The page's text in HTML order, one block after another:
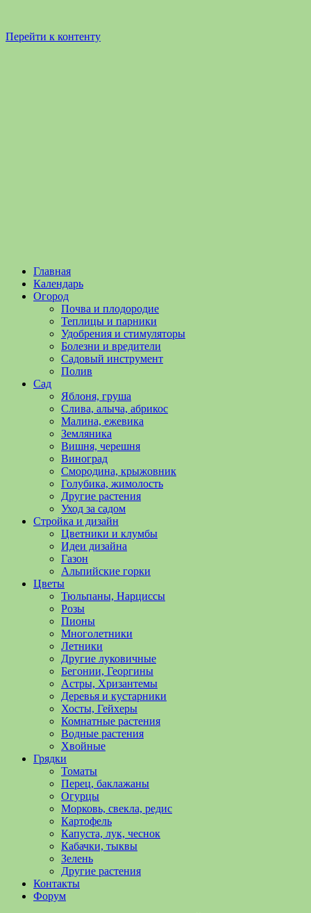
Перейти к контенту
Садоводство
Огородничество
Садоводство
огородничество
полезные
уходу
овощами,
растениями
Поможем
обустройстве
выращивании
Главная
Календарь
Огород
Почва и плодородие
Теплицы и парники
Удобрения и стимуляторы
Болезни и вредители
Садовый инструмент
Полив
Сад
Яблоня, груша
Слива, алыча, абрикос
Малина, ежевика
Земляника
Вишня, черешня
Виноград
Смородина, крыжовник
Голубика, жимолость
Другие растения
Уход за садом
Стройка и дизайн
Цветники и клумбы
Идеи дизайна
Газон
Альпийские горки
Цветы
Тюльпаны, Нарциссы
Розы
Пионы
Многолетники
Летники
Другие луковичные
Бегонии, Георгины
Астры, Хризантемы
Деревья и кустарники
Хосты, Гейхеры
Комнатные растения
Водные растения
Хвойные
Грядки
Томаты
Перец, баклажаны
Огурцы
Морковь, свекла, редис
Картофель
Капуста, лук, чеснок
Кабачки, тыквы
Зелень
Другие растения
Контакты
Форум